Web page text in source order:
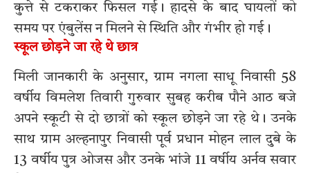
कुत्ते से टकराकर फिसल गई। हादसे के बाद घायलों को
समय पर एंबुलेंस न मिलने से स्थिति और गंभीर हो गई।
स्कूल छोड़ने जा रहे थे छात्र
मिली जानकारी के अनुसार, ग्राम नगला साधू निवासी 58
वर्षीय विमलेश तिवारी गुरुवार सुबह करीब पौने आठ बजे
अपने स्कूटी से दो छात्रों को स्कूल छोड़ने जा रहे थे। उनके
साथ ग्राम अल्हनापुर निवासी पूर्व प्रधान मोहन लाल दुबे के
13 वर्षीय पुत्र ओजस और उनके भांजे 11 वर्षीय अर्नव सवार